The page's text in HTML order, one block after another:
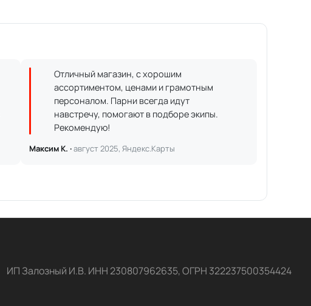
Отличный магазин, с хорошим
ассортиментом, ценами и грамотным
персоналом. Парни всегда идут
навстречу, помогают в подборе экипы.
Рекомендую!
Максим К. ·август 2025, Яндекс.Карты
ИП Залозный И.В. ИНН 230807962635, ОГРН 322237500354424